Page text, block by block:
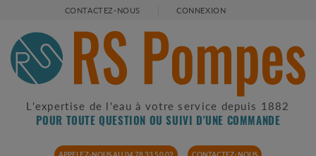
CONTACTEZ-NOUS CONNEXION
L'expertise de l'eau à votre service depuis 1882
POUR TOUTE QUESTION OU SUIVI D'UNE COMMANDE